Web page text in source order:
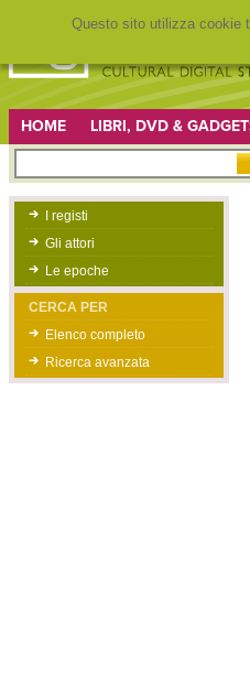
Questo sito utilizza cookie
HOME LIBRI, DVD &
I registi
Gli attori
Le epoche
CERCA PER
Elenco completo
Ricerca avanzata